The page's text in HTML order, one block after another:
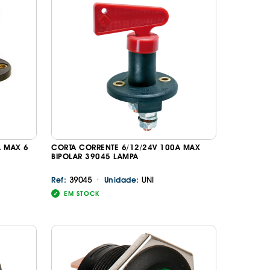
PNEUS
EBC
MAX 6
CORTA CORRENTE 6/12/24V 100A MAX
BIPOLAR 39045 LAMPA
Ref: 39045 · Unidade:UNI
EM STOCK